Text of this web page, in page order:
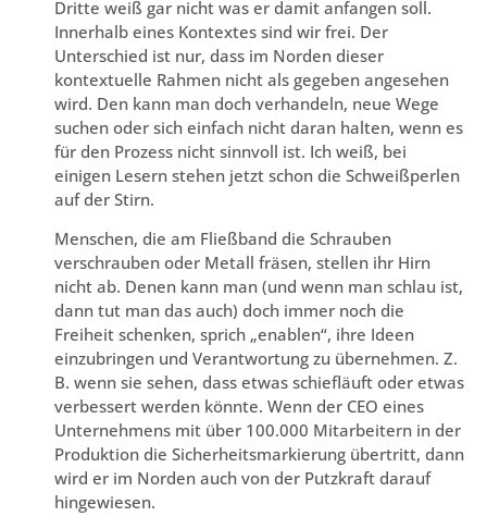
Dritte weiß gar nicht was er damit anfangen soll.
Innerhalb eines Kontextes sind wir frei. Der
Unterschied ist nur, dass im Norden dieser
kontextuelle Rahmen nicht als gegeben angesehen
wird. Den kann man doch verhandeln, neue Wege
suchen oder sich einfach nicht daran halten, wenn es
für den Prozess nicht sinnvoll ist. Ich weiß, bei
einigen Lesern stehen jetzt schon die Schweißperlen
auf der Stirn.
Menschen, die am Fließband die Schrauben
verschrauben oder Metall fräsen, stellen ihr Hirn
nicht ab. Denen kann man (und wenn man schlau ist,
dann tut man das auch) doch immer noch die
Freiheit schenken, sprich „enablen“, ihre Ideen
einzubringen und Verantwortung zu übernehmen. Z.
B. wenn sie sehen, dass etwas schiefläuft oder etwas
verbessert werden könnte. Wenn der CEO eines
Unternehmens mit über 100.000 Mitarbeitern in der
Produktion die Sicherheitsmarkierung übertritt, dann
wird er im Norden auch von der Putzkraft darauf
hingewiesen.